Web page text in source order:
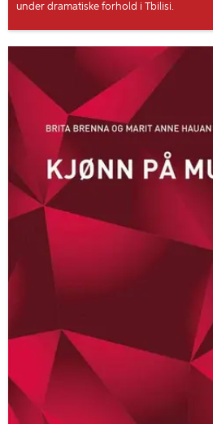
under dramatiske forhold i Tbilisi.